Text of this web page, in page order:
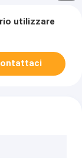
utilizzare